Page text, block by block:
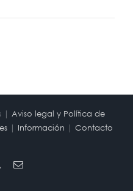
| Aviso legal y Política de
| Información | Contacto
PhoneCorreo